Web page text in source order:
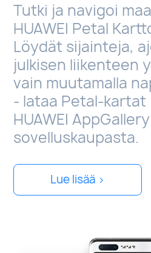
Tutki ja navigoi
HUAWEI Petal
Löydät sijainteja,
julkisen liikenteen
vain muutamalla
- lataa Petal-kartat
HUAWEI
sovelluskaupasta.
Lue lisää >